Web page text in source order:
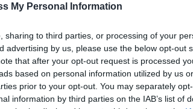
My Personal Information
sharing to third parties, or processing of your
advertising by us, please use the below opt-out
that after your opt-out request is processed
based on personal information utilized by us
prior to your opt-out. You may separately
information by third parties on the IAB’s list of
Russell-lel, miután
volt rá az ifjú